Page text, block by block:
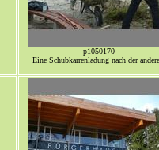
p1050170
Eine Schubkarrenladung nach der